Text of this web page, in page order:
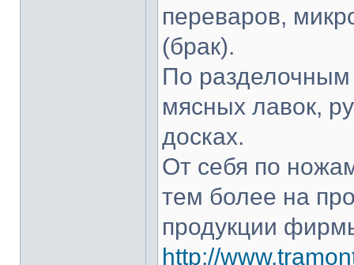
переваров,
(брак).
По разделочным
мясных лавок,
досках.
От себя по
тем более на
продукции
http://